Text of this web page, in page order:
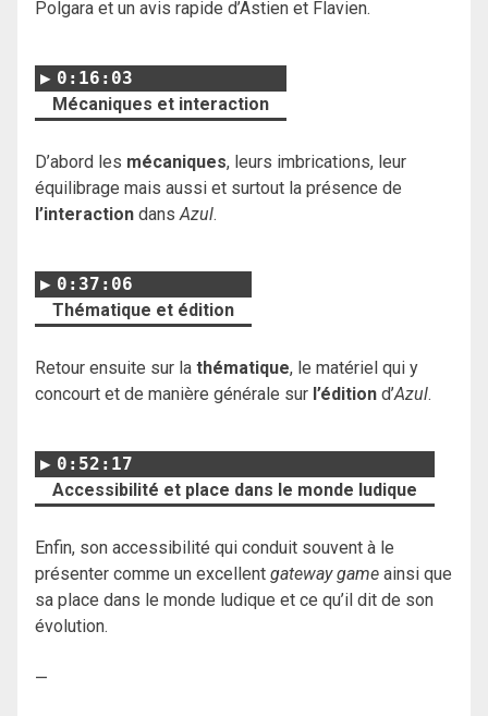
Polgara et un avis rapide d’Astien et Flavien.
0:16:03
Mécaniques et interaction
D’abord les mécaniques, leurs imbrications, leur
équilibrage mais aussi et surtout la présence de
l’interaction dans Azul.
0:37:06
Thématique et édition
Retour ensuite sur la thématique, le matériel qui y
concourt et de manière générale sur l’édition d’Azul.
0:52:17
Accessibilité et place dans le monde ludique
Enfin, son accessibilité qui conduit souvent à le
présenter comme un excellent gateway game ainsi que
sa place dans le monde ludique et ce qu’il dit de son
évolution.
—